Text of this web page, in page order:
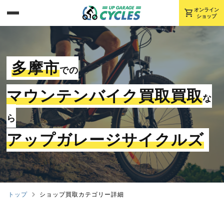
shopping_cart オンライン
ショップ
多摩市での
マウンテンバイク買取買取な
ら
アップガレージサイクルズ
トップ ショップ買取カテゴリー詳細